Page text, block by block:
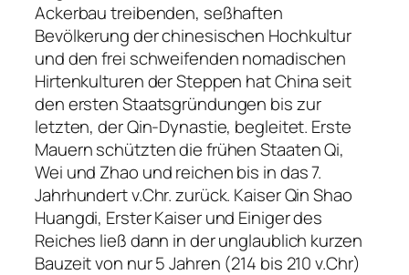
Ackerbau treibenden, seßhaften
Bevölkerung der chinesischen Hochkultur
und den frei schweifenden nomadischen
Hirtenkulturen der Steppen hat China seit
den ersten Staatsgründungen bis zur
letzten, der Qin-Dynastie, begleitet. Erste
Mauern schützten die frühen Staaten Qi,
Wei und Zhao und reichen bis in das 7.
Jahrhundert v.Chr. zurück. Kaiser Qin Shao
Huangdi, Erster Kaiser und Einiger des
Reiches ließ dann in der unglaublich kurzen
Bauzeit von nur 5 Jahren (214 bis 210 v.Chr)